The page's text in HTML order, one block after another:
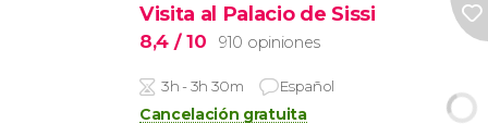
Visita al Palacio de Sissi
8,4 / 10 910 opiniones
3h - 3h 30m Español
Cancelación gratuita